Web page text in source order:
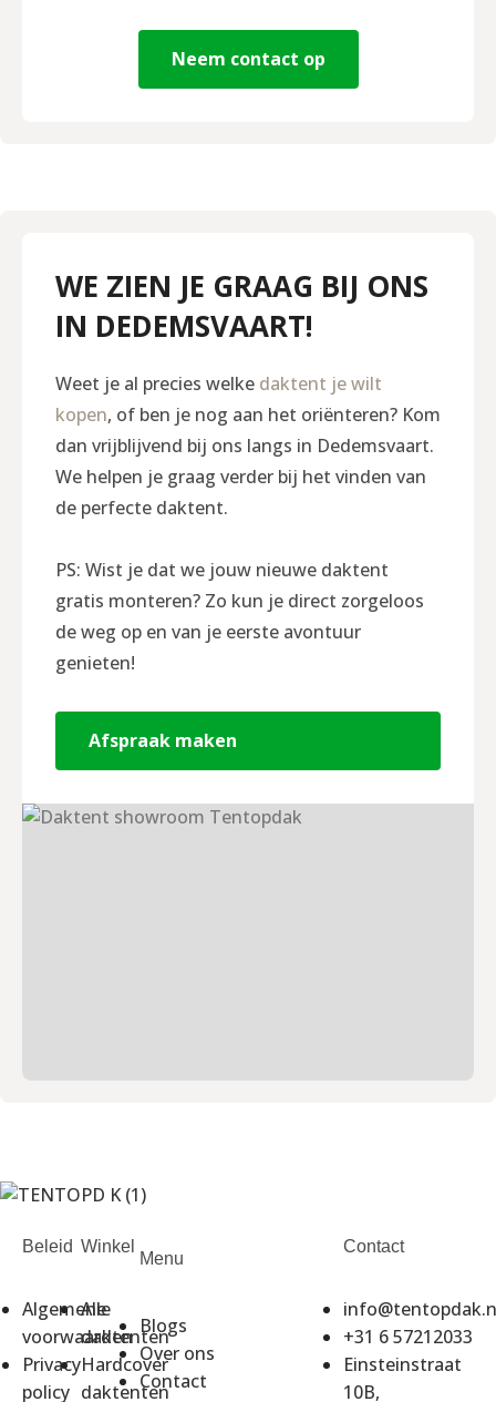
Neem contact op
WE ZIEN JE GRAAG BIJ ONS
IN DEDEMSVAART!
Weet je al precies welke daktent je wilt
kopen, of ben je nog aan het oriënteren? Kom
dan vrijblijvend bij ons langs in Dedemsvaart.
We helpen je graag verder bij het vinden van
de perfecte daktent.
PS: Wist je dat we jouw nieuwe daktent
gratis monteren? Zo kun je direct zorgeloos
de weg op en van je eerste avontuur
genieten!
Afspraak maken
Beleid
Algemene
voorwaarden
Privacy
policy
Winkel
Alle
daktenten
Hardcover
daktenten
Menu
Blogs
Over ons
Contact
Contact
+31 6 57212033
Einsteinstraat
10B,